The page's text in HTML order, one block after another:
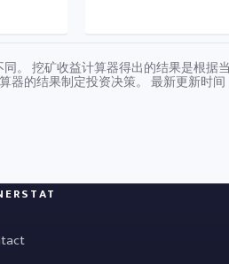
。 挖矿收益计算器得出的结果是根据
的结果制定投资决策。 最新更新时间